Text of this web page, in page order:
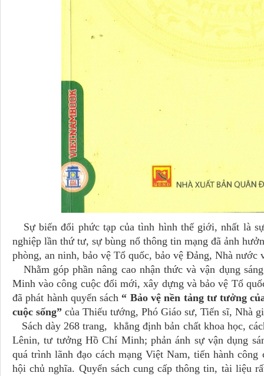
Sự biến đổi phức tạp của tình hình thế giới, nhất là
nghiệp lần thứ tư, sự bùng nổ thông tin mạng đã ảnh
phòng, an ninh, bảo vệ Tổ quốc, bảo vệ Đảng, Nhà nước
Nhằm góp phần nâng cao nhận thức và vận dụng
Minh vào công cuộc đổi mới, xây dựng và bảo vệ Tổ
đã phát hành quyển sách “ Bảo vệ nền tảng tư tưởng
cuộc sống” của Thiếu tướng, Phó Giáo sư, Tiến sĩ, Nhà
Sách dày 268 trang, khẳng định bản chất khoa học,
Lênin, tư tưởng Hồ Chí Minh; phản ánh sự vận dụng
quá trình lãnh đạo cách mạng Việt Nam, tiến hành
hội chủ nghĩa. Quyển sách cung cấp thông tin, tài liệu